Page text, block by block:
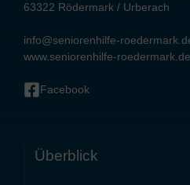
63322 Rödermark / Urberach
info@seniorenhilfe-
www.seniorenhilfe-roedermark.de
Facebook
Überblick